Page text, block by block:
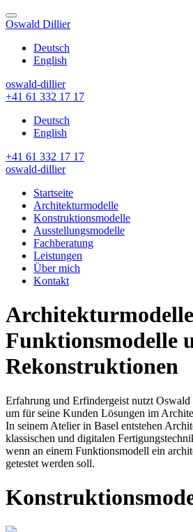
Skip
to
Oswald Dillier
Deutsch
English
oswald-dillier
+41 61 332 17 17
Deutsch
English
+41 61 332 17 17
oswald-dillier
Startseite
Architekturmodelle
Konstruktionsmodelle
Ausstellungsmodelle
Fachberatung
Leistungen
Über mich
Kontakt
Funktionsmodelle
Rekonstruktionen
Erfahrung und Erfindergeist nutzt
um für seine Kunden Lösungen im
In seinem Atelier in Basel entstehen
klassischen und digitalen
wenn an einem Funktionsmodell ein
getestet werden soll.